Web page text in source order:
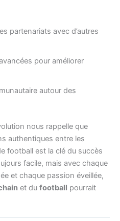
partenariats avec d’autres
pour améliorer
autour des
nous rappelle que
authentiques entre les
football est la clé du succès
facile, mais avec chaque
et chaque passion éveillée,
et du football pourrait